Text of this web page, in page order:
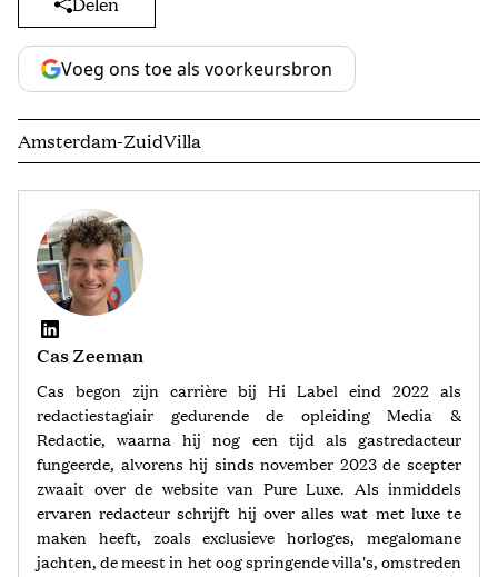
Voeg ons toe als voorkeursbron
Amsterdam-ZuidVilla
Cas Zeeman
Cas begon zijn carrière bij Hi Label eind 2022 als
redactiestagiair gedurende de opleiding Media &
Redactie, waarna hij nog een tijd als gastredacteur
fungeerde, alvorens hij sinds november 2023 de scepter
zwaait over de website van Pure Luxe. Als inmiddels
ervaren redacteur schrijft hij over alles wat met luxe te
maken heeft, zoals exclusieve horloges, megalomane
jachten, de meest in het oog springende villa's, omstreden